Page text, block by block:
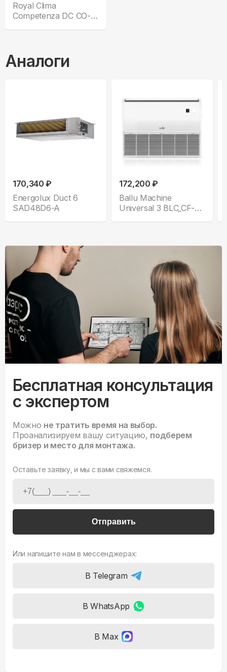
Royal Clima
Competenza DC CO-D
Аналоги
170,340 ₽
Energolux Duct 6
SAD48D6-A
172,200 ₽
Ballu Machine
Universal 3 BLC_CF-
Бесплатная консультация
с экспертом
Можно не тратить время на выбор.
Проанализируем вашу ситуацию, подберем
бризер и место для монтажа.
Оставьте заявку, и мы с вами свяжемся.
Отправить
Или напишите нам в мессенджерах:
В Telegram
В WhatsApp
В Max